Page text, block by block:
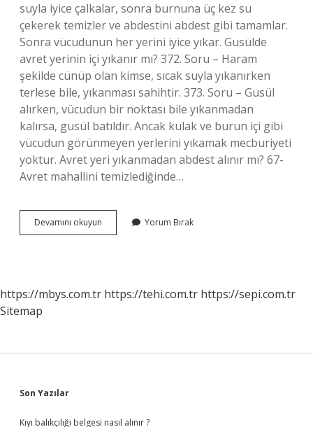
suyla iyice çalkalar, sonra burnuna üç kez su
çekerek temizler ve abdestini abdest gibi tamamlar.
Sonra vücudunun her yerini iyice yıkar. Gusülde
avret yerinin içi yıkanır mı? 372. Soru – Haram
şekilde cünüp olan kimse, sıcak suyla yıkanırken
terlese bile, yıkanması sahihtir. 373. Soru – Gusül
alırken, vücudun bir noktası bile yıkanmadan
kalırsa, gusül batıldır. Ancak kulak ve burun içi gibi
vücudun görünmeyen yerlerini yıkamak mecburiyeti
yoktur. Avret yeri yıkanmadan abdest alınır mı? 67-
Avret mahallini temizlediğinde…
Devamını okuyun Gusülde
Avret
Yorum Bırak
https://mbys.com.tr https://tehi.com.tr https://sepi.com.tr
Sitemap
Sidebar
Son Yazılar
Kıyı balıkçılığı belgesi nasıl alınır ?